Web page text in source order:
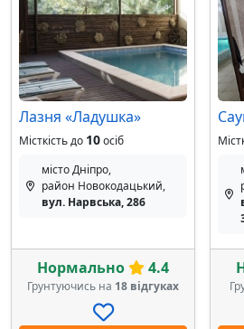
Лазня «Ладушка»
Місткість до 10осіб
місто Дніпро,
район Новокодацький,
вул. Нарвська, 286
Нормально 4.4
Грунтуючись на 18 відгуках